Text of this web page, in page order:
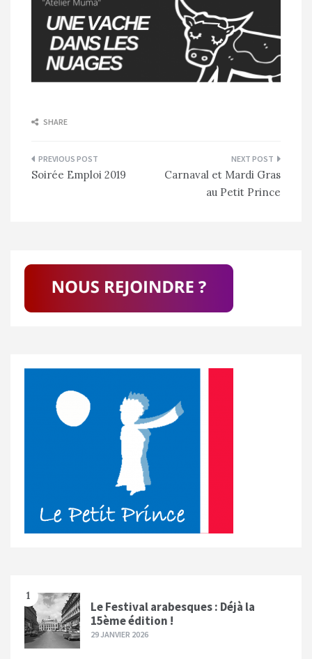
SHARE
Navigation
de
Soirée Emploi 2019
Carnaval et Mardi Gras
au Petit Prince
1
Le Festival arabesques : Déjà la
15ème édition !
29 JANVIER 2026